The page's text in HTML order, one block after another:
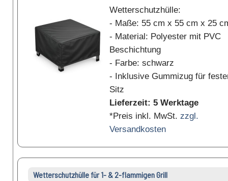
Wetterschutzhülle:
- Maße: 55 cm x 55 cm x 25
- Material: Polyester mit PVC
Beschichtung
- Farbe: schwarz
- Inklusive Gummizug für
Sitz
Lieferzeit: 5 Werktage
*Preis inkl. MwSt. zzgl.
Versandkosten
Wetterschutzhülle für 1- & 2-flammigen Grill